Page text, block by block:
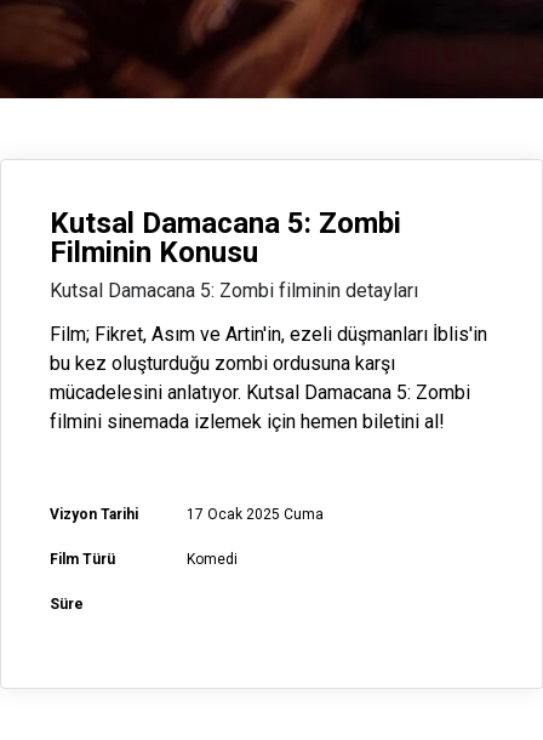
Kutsal Damacana 5: Zombi
Filminin Konusu
Kutsal Damacana 5: Zombi filminin detayları
Film; Fikret, Asım ve Artin'in, ezeli düşmanları İblis'in
bu kez oluşturduğu zombi ordusuna karşı
mücadelesini anlatıyor. Kutsal Damacana 5: Zombi
filmini sinemada izlemek için hemen biletini al!
Vizyon Tarihi 17 Ocak 2025 Cuma
Film Türü Komedi
Süre